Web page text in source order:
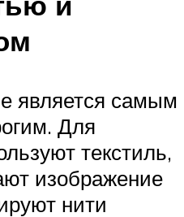
является самым
Для
текстиль,
изображение
нити